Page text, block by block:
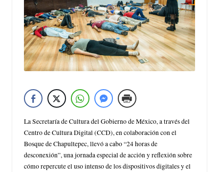
La Secretaría de Cultura del Gobierno de México, a través del
Centro de Cultura Digital (CCD), en colaboración con el
Bosque de Chapultepec, llevó a cabo “24 horas de
desconexión”, una jornada especial de acción y reflexión sobre
cómo repercute el uso intenso de los dispositivos digitales y el